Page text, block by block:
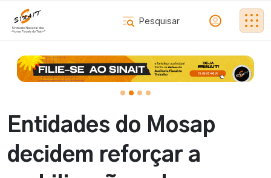
Entidades do Mosap
decidem reforçar a